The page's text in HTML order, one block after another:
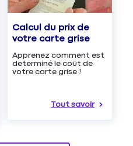
Calcul du prix de
votre carte grise
Apprenez comment est
determiné le coût de
votre carte grise !
Tout savoir